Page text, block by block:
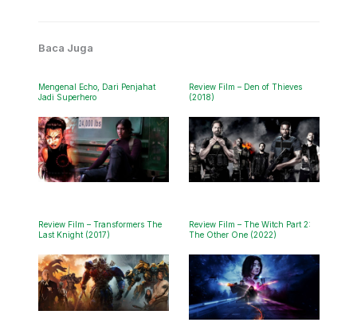
Baca Juga
Mengenal Echo, Dari Penjahat
Jadi Superhero
Review Film – Den of Thieves
(2018)
Review Film – Transformers The
Last Knight (2017)
Review Film – The Witch Part 2:
The Other One (2022)